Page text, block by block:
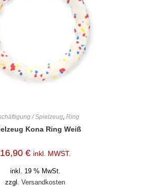
/ Spielzeug, Ring
Kona Ring Weiß
16,90 € inkl. MWST.
inkl. 19 % MwSt.
zzgl. Versandkosten